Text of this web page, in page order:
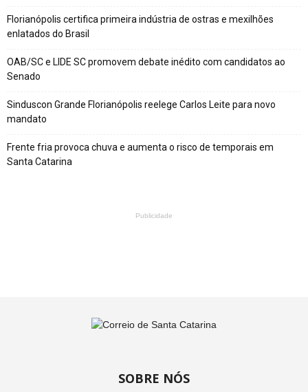
Florianópolis certifica primeira indústria de ostras e mexilhões
enlatados do Brasil
OAB/SC e LIDE SC promovem debate inédito com candidatos ao
Senado
Sinduscon Grande Florianópolis reelege Carlos Leite para novo
mandato
Frente fria provoca chuva e aumenta o risco de temporais em
Santa Catarina
Publicidade
SOBRE NÓS